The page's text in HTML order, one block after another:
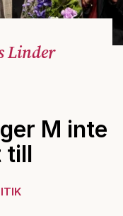
Linder
M inte
till